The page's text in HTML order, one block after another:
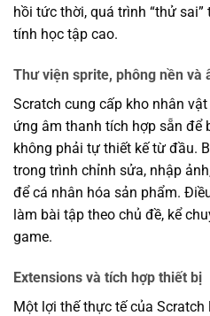
hồi tức thời, quá trình “thử
tính học tập cao.
Thư viện sprite, phông nền và
Scratch cung cấp kho nhân
ứng âm thanh tích hợp sẵn để
không phải tự thiết kế từ đầu.
trong trình chỉnh sửa, nhập
để cá nhân hóa sản phẩm.
làm bài tập theo chủ đề, kể
game.
Extensions và tích hợp thiết bị
Một lợi thế thực tế của Scratch